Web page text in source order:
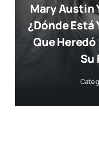
Mary Austin
¿dónde Está
Que Heredó
Su